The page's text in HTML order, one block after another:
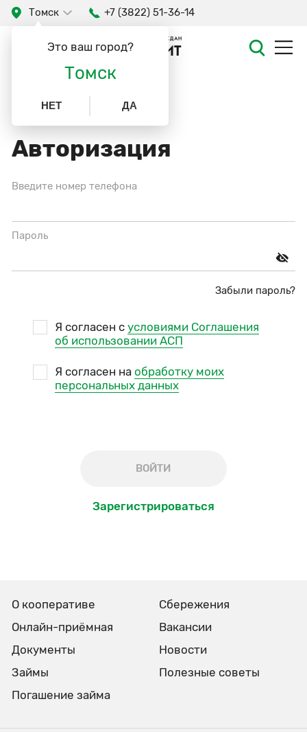
Томск
Это ваш город?
Томск
НЕТ ДА
+7 (3822) 51-36-14
Авторизация
Введите номер телефона
Пароль
Забыли пароль?
Я согласен сусловиями Соглашения
об использовании АСП
Я согласен наобработку моих
персональных данных
ВОЙТИ
Зарегистрироваться
О кооперативе
Онлайн-приёмная
Документы
Займы
Погашение займа
Сбережения
Вакансии
Новости
Полезные советы